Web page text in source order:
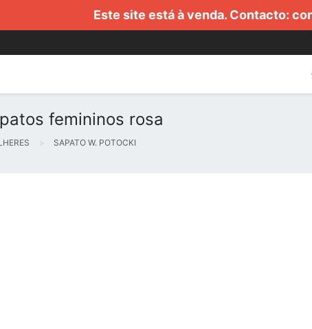
Este site está à venda. Contacto:
femininos rosa
SAPATO W. POTOCKI